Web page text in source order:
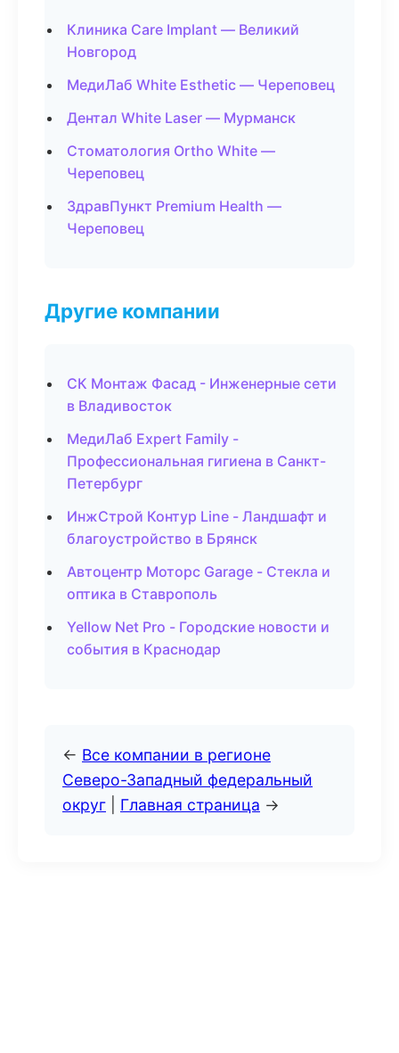
Клиника Care Implant — Великий
Новгород
МедиЛаб White Esthetic — Череповец
Дентал White Laser — Мурманск
Стоматология Ortho White —
Череповец
ЗдравПункт Premium Health —
Череповец
Другие компании
СК Монтаж Фасад - Инженерные сети
в Владивосток
МедиЛаб Expert Family -
Профессиональная гигиена в Санкт-
Петербург
ИнжСтрой Контур Line - Ландшафт и
благоустройство в Брянск
Автоцентр Моторс Garage - Стекла и
оптика в Ставрополь
Yellow Net Pro - Городские новости и
события в Краснодар
← Все компании в регионе
Северо-Западный федеральный
округ
Главная страница →